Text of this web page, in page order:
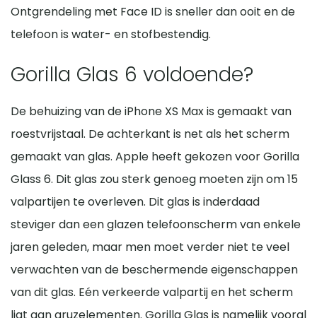
Ontgrendeling met Face ID is sneller dan ooit en de
telefoon is water- en stofbestendig.
Gorilla Glas 6 voldoende?
De behuizing van de iPhone XS Max is gemaakt van
roestvrijstaal. De achterkant is net als het scherm
gemaakt van glas. Apple heeft gekozen voor Gorilla
Glass 6. Dit glas zou sterk genoeg moeten zijn om 15
valpartijen te overleven. Dit glas is inderdaad
steviger dan een glazen telefoonscherm van enkele
jaren geleden, maar men moet verder niet te veel
verwachten van de beschermende eigenschappen
van dit glas. Eén verkeerde valpartij en het scherm